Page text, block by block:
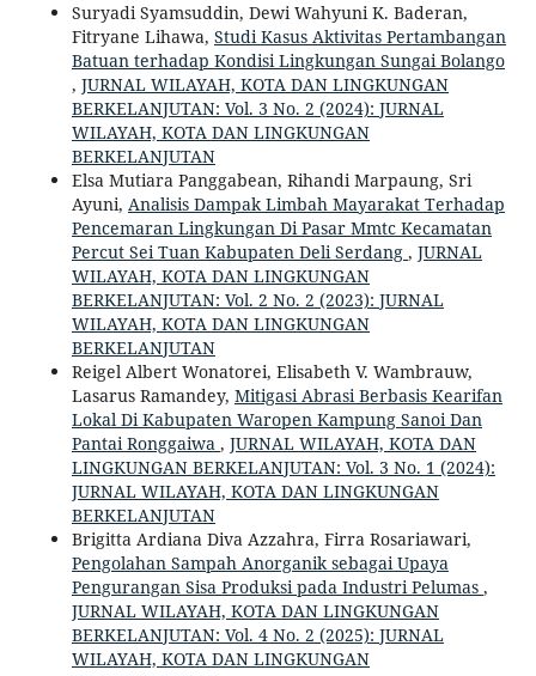
Suryadi Syamsuddin, Dewi Wahyuni K. Baderan,
Fitryane Lihawa, Studi Kasus Aktivitas Pertambangan
Batuan terhadap Kondisi Lingkungan Sungai Bolango
, JURNAL WILAYAH, KOTA DAN LINGKUNGAN
BERKELANJUTAN: Vol. 3 No. 2 (2024): JURNAL
WILAYAH, KOTA DAN LINGKUNGAN
BERKELANJUTAN
Elsa Mutiara Panggabean, Rihandi Marpaung, Sri
Ayuni, Analisis Dampak Limbah Mayarakat Terhadap
Pencemaran Lingkungan Di Pasar Mmtc Kecamatan
Percut Sei Tuan Kabupaten Deli Serdang , JURNAL
WILAYAH, KOTA DAN LINGKUNGAN
BERKELANJUTAN: Vol. 2 No. 2 (2023): JURNAL
WILAYAH, KOTA DAN LINGKUNGAN
BERKELANJUTAN
Reigel Albert Wonatorei, Elisabeth V. Wambrauw,
Lasarus Ramandey, Mitigasi Abrasi Berbasis Kearifan
Lokal Di Kabupaten Waropen Kampung Sanoi Dan
Pantai Ronggaiwa , JURNAL WILAYAH, KOTA DAN
LINGKUNGAN BERKELANJUTAN: Vol. 3 No. 1 (2024):
JURNAL WILAYAH, KOTA DAN LINGKUNGAN
BERKELANJUTAN
Brigitta Ardiana Diva Azzahra, Firra Rosariawari,
Pengolahan Sampah Anorganik sebagai Upaya
Pengurangan Sisa Produksi pada Industri Pelumas ,
JURNAL WILAYAH, KOTA DAN LINGKUNGAN
BERKELANJUTAN: Vol. 4 No. 2 (2025): JURNAL
WILAYAH, KOTA DAN LINGKUNGAN